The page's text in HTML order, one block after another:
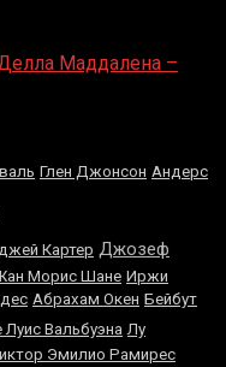
Маддалена –
Глен Джонсон Андерс
Картер Джозеф
Морис Шане Иржи
Абрахам Окен Бейбут
Луис Вальбуэна Лу
Эмилио Рамирес